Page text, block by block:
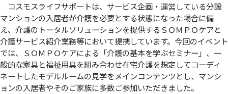
コスモスライフサポートは、サービス企画・運営している分譲
マンションの入居者が介護を必要とする状態になった場合に備
え、介護のトータルソリューションを提供するＳＯＭＰＯケアと
介護サービス紹介業務等において提携しています。今回のイベント
では、ＳＯＭＰＯケアによる「介護の基本を学ぶセミナー」、一
般的な家具と福祉用具を組み合わせ在宅介護を想定してコーディ
ネートしたモデルルームの見学をメインコンテンツとし、マンシ
ョンの入居者やそのご家族に多数ご参加いただきました。